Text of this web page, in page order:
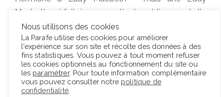
Macbeth qui fait rire une partie du public quand elle
reproche à Oreste la mort de Pyrrhus qu’elle lui a
commandée –, et qui donne à voir Oreste en proie
aux Érinyes. Au milieu d’eux, Andromaque se tient
seule intègre, fidèle à son mari tué et à son fils,
incapable de se résoudre à être l’épouse de Pyrrhus
pour sauver Astyanax.
Nous utilisons des cookies
La Parafe utilise des cookies pour améliorer
l'expérience sur son site et récolte des données à des
fins statistiques. Vous pouvez à tout moment refuser
les cookies optionnels au fonctionnement du site ou
les paramétrer. Pour toute information complémentaire
vous pouvez consulter notre politique de
confidentialité.